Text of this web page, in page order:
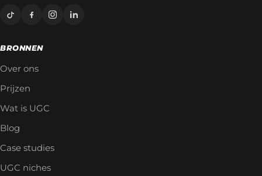
BRONNEN
Over ons
Prijzen
Wat is UGC
Blog
Case studies
UGC niches